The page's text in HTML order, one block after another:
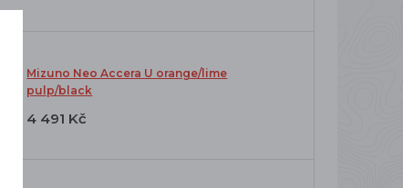
Mizuno Neo Accera U orange/lime
pulp/black
4 491 Kč